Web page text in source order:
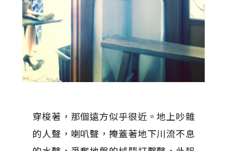
穿梭著，那個遠方似乎很近。地上吵雜
的人聲，喇叭聲，掩蓋著地下川流不息